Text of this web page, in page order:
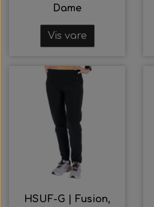
Dame
Vis vare
HSUF-G | Fusion,